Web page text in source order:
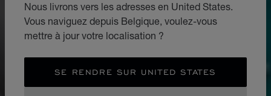
Nous livrons vers les adresses en United States.
Vous naviguez depuis Belgique, voulez-vous
mettre à jour votre localisation ?
SE RENDRE SUR UNITED STATES